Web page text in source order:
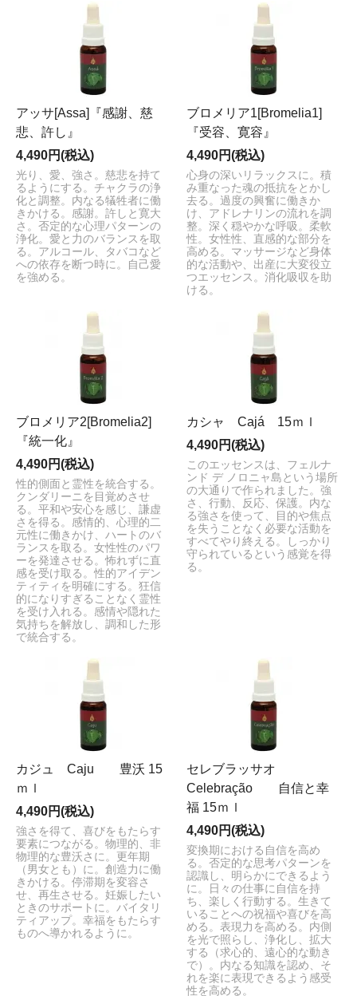
アッサ[Assa]『感謝、慈
悲、許し』
4,490円(税込)
光り、愛、強さ。慈悲を持て
るようにする。チャクラの浄
化と調整。内なる犠牲者に働
きかける。感謝。許しと寛大
さ。否定的な心理パターンの
浄化。愛と力のバランスを取
る。アルコール、タバコなど
への依存を断つ時に。自己愛
を強める。
ブロメリア1[Bromelia1]
『受容、寛容』
4,490円(税込)
心身の深いリラックスに。積
み重なった魂の抵抗をとかし
去る。過度の興奮に働きか
け、アドレナリンの流れを調
整。深く穏やかな呼吸。柔軟
性。女性性、直感的な部分を
高める。マッサージなど身体
的な活動や、出産に大変役立
つエッセンス。消化吸収を助
ける。
ブロメリア2[Bromelia2]
『統一化』
4,490円(税込)
性的側面と霊性を統合する。
クンダリーニを目覚めさせ
る。平和や安心を感じ、謙虚
さを得る。感情的、心理的二
元性に働きかけ、ハートのバ
ランスを取る。女性性のパワ
ーを発達させる。怖れずに直
感を受け取る。性的アイデン
ティティを明確にする。狂信
的になりすぎることなく霊性
を受け入れる。感情や隠れた
気持ちを解放し、調和した形
で統合する。
カシャ Cajá 15ｍｌ
4,490円(税込)
このエッセンスは、フェルナ
ンド デ ノロニャ島という場所
の大通りで作られました。強
さ、行動、反応、保護。内な
る強さを使って、目的や焦点
を失うことなく必要な活動を
すべてやり終える。しっかり
守られているという感覚を得
る。
カジュ Caju 豊沃 15
ｍｌ
4,490円(税込)
強さを得て、喜びをもたらす
要素につながる。物理的、非
物理的な豊沃さに。更年期
（男女とも）に。創造力に働
きかける。停滞期を変容さ
せ、再生させる。妊娠したい
ときのサポートに。バイタリ
ティアップ。幸福をもたらす
ものへ導かれるように。
セレブラッサオ
Celebração 自信と幸
福 15ｍｌ
4,490円(税込)
変換期における自信を高め
る。否定的な思考パターンを
認識し、明らかにできるよう
に。日々の仕事に自信を持
ち、楽しく行動する。生きて
いることへの祝福や喜びを高
める。表現力を高める。内側
を光で照らし、浄化し、拡大
する（求心的、遠心的な動き
で）。内なる知識を認め、そ
れを楽に表現できるよう感受
性を高める。